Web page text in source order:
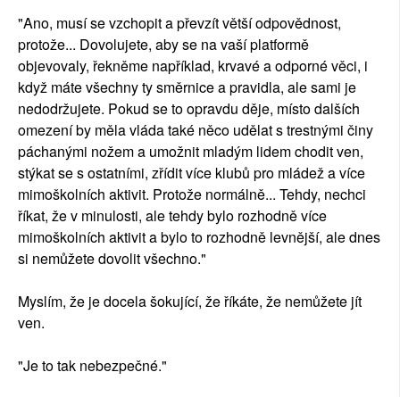
"Ano, musí se vzchopit a převzít větší odpovědnost,
protože... Dovolujete, aby se na vaší platformě
objevovaly, řekněme například, krvavé a odporné věci, i
když máte všechny ty směrnice a pravidla, ale sami je
nedodržujete. Pokud se to opravdu děje, místo dalších
omezení by měla vláda také něco udělat s trestnými činy
páchanými nožem a umožnit mladým lidem chodit ven,
stýkat se s ostatními, zřídit více klubů pro mládež a více
mimoškolních aktivit. Protože normálně... Tehdy, nechci
říkat, že v minulosti, ale tehdy bylo rozhodně více
mimoškolních aktivit a bylo to rozhodně levnější, ale dnes
si nemůžete dovolit všechno."
Myslím, že je docela šokující, že říkáte, že nemůžete jít
ven.
"Je to tak nebezpečné."